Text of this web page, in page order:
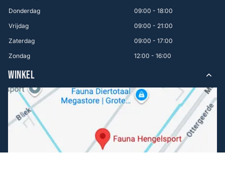
Donderdag
09:00 - 18:00
Vrijdag
09:00 - 21:00
Zaterdag
09:00 - 17:00
Zondag
12:00 - 16:00
WINKEL